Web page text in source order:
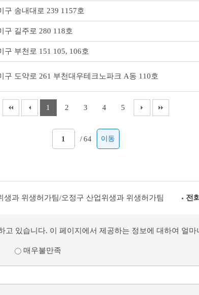
구 송내대로 239 1157호
구 길주로 280 118호
구 부천로 151 105, 106호
구 도약로 261 부천대우테크노파크 A동 110호
1 2 3 4 5
/ 64 이동
과 위생허가팀/오정구 산업위생과 위생허가팀 전
있습니다. 이 페이지에서 제공하는 정보에 대하여 얼마
매우불만족